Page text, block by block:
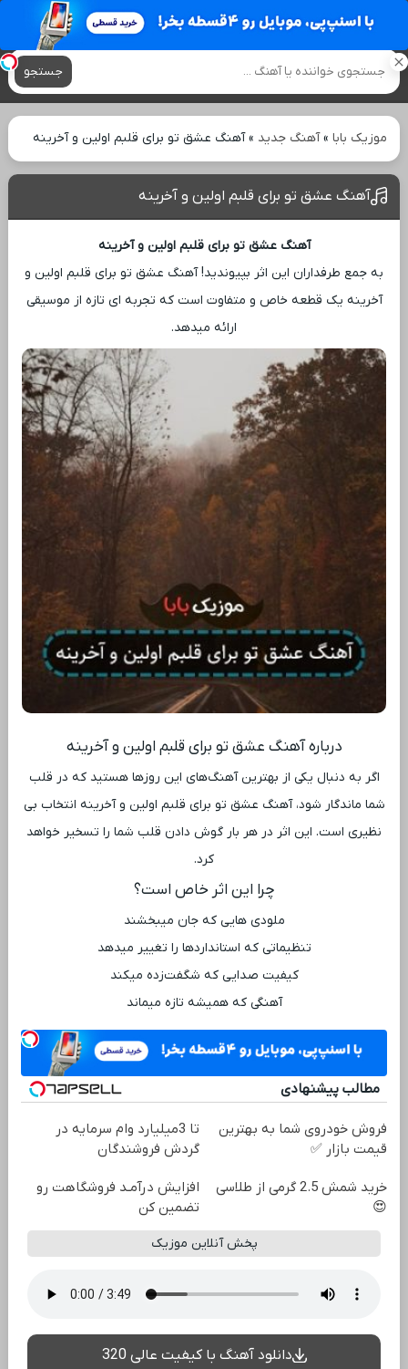
آهنگ های جدید
جستجو
موزیک بابا»آهنگ جدید »آهنگ عشق تو برای قلبم اولین و آخرینه
آهنگ عشق تو برای قلبم اولین و آخرینه
آهنگ عشق تو برای قلبم اولین و آخرینه
به جمع طرفداران این اثر بپیوندید! آهنگ عشق تو برای قلبم اولین و
آخرینه یک قطعه خاص و متفاوت است که تجربه ‌ای تازه از موسیقی
ارائه میدهد.
درباره آهنگ عشق تو برای قلبم اولین و آخرینه
اگر به دنبال یکی از بهترین آهنگ‌های این روزها هستید که در قلب
شما ماندگار شود، آهنگ عشق تو برای قلبم اولین و آخرینه انتخاب بی
‌نظیری است. این اثر در هر بار گوش دادن قلب شما را تسخیر خواهد
کرد.
چرا این اثر خاص است؟
ملودی ‌هایی که جان میبخشند
تنظیماتی که استانداردها را تغییر میدهد
کیفیت صدایی که شگفت‌زده میکند
آهنگی که همیشه تازه میماند
مطالب پیشنهادی
فروش خودروی شما به بهترین
قیمت بازار ✅
تا 3میلیارد وام سرمایه در
گردش فروشندگان
خرید شمش 2.5 گرمی از طلاسی
😍
افزایش درآمـد فروشگاهت رو
تضمین کن
پخش آنلاین موزیک
دانلود آهنگ با کیفیت عالی 320